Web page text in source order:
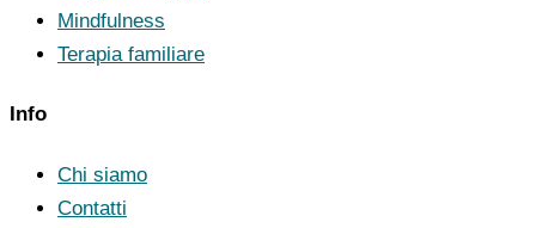
Mindfulness
Terapia familiare
Info
Chi siamo
Contatti